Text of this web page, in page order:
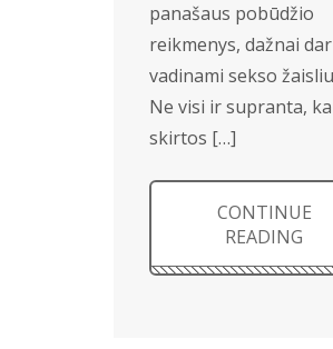
panašaus pobūdžio
reikmenys, dažnai dar
vadinami sekso
Ne visi ir supranta,
skirtos […]
CONTINUE
READING